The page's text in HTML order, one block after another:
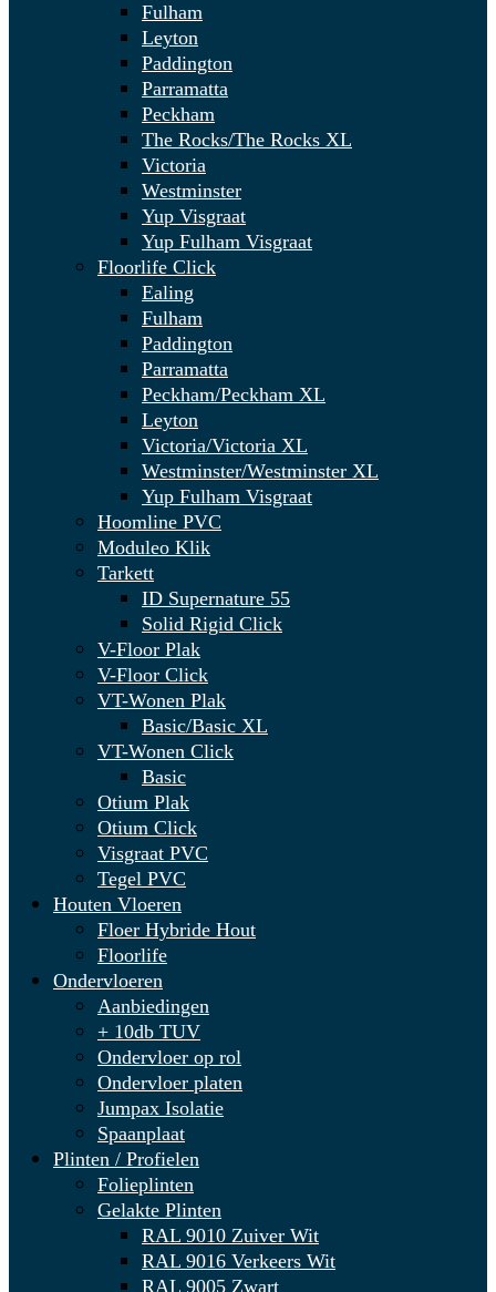
Fulham
Leyton
Paddington
Parramatta
Peckham
The Rocks/The Rocks XL
Victoria
Westminster
Yup Visgraat
Yup Fulham Visgraat
Floorlife Click
Ealing
Fulham
Paddington
Parramatta
Peckham/Peckham XL
Leyton
Victoria/Victoria XL
Westminster/Westminster XL
Yup Fulham Visgraat
Hoomline PVC
Moduleo Klik
Tarkett
ID Supernature 55
Solid Rigid Click
V-Floor Plak
V-Floor Click
VT-Wonen Plak
Basic/Basic XL
VT-Wonen Click
Basic
Otium Plak
Otium Click
Visgraat PVC
Tegel PVC
Houten Vloeren
Floer Hybride Hout
Floorlife
Ondervloeren
Aanbiedingen
+ 10db TUV
Ondervloer op rol
Ondervloer platen
Jumpax Isolatie
Spaanplaat
Plinten / Profielen
Folieplinten
Gelakte Plinten
RAL 9010 Zuiver Wit
RAL 9016 Verkeers Wit
RAL 9005 Zwart